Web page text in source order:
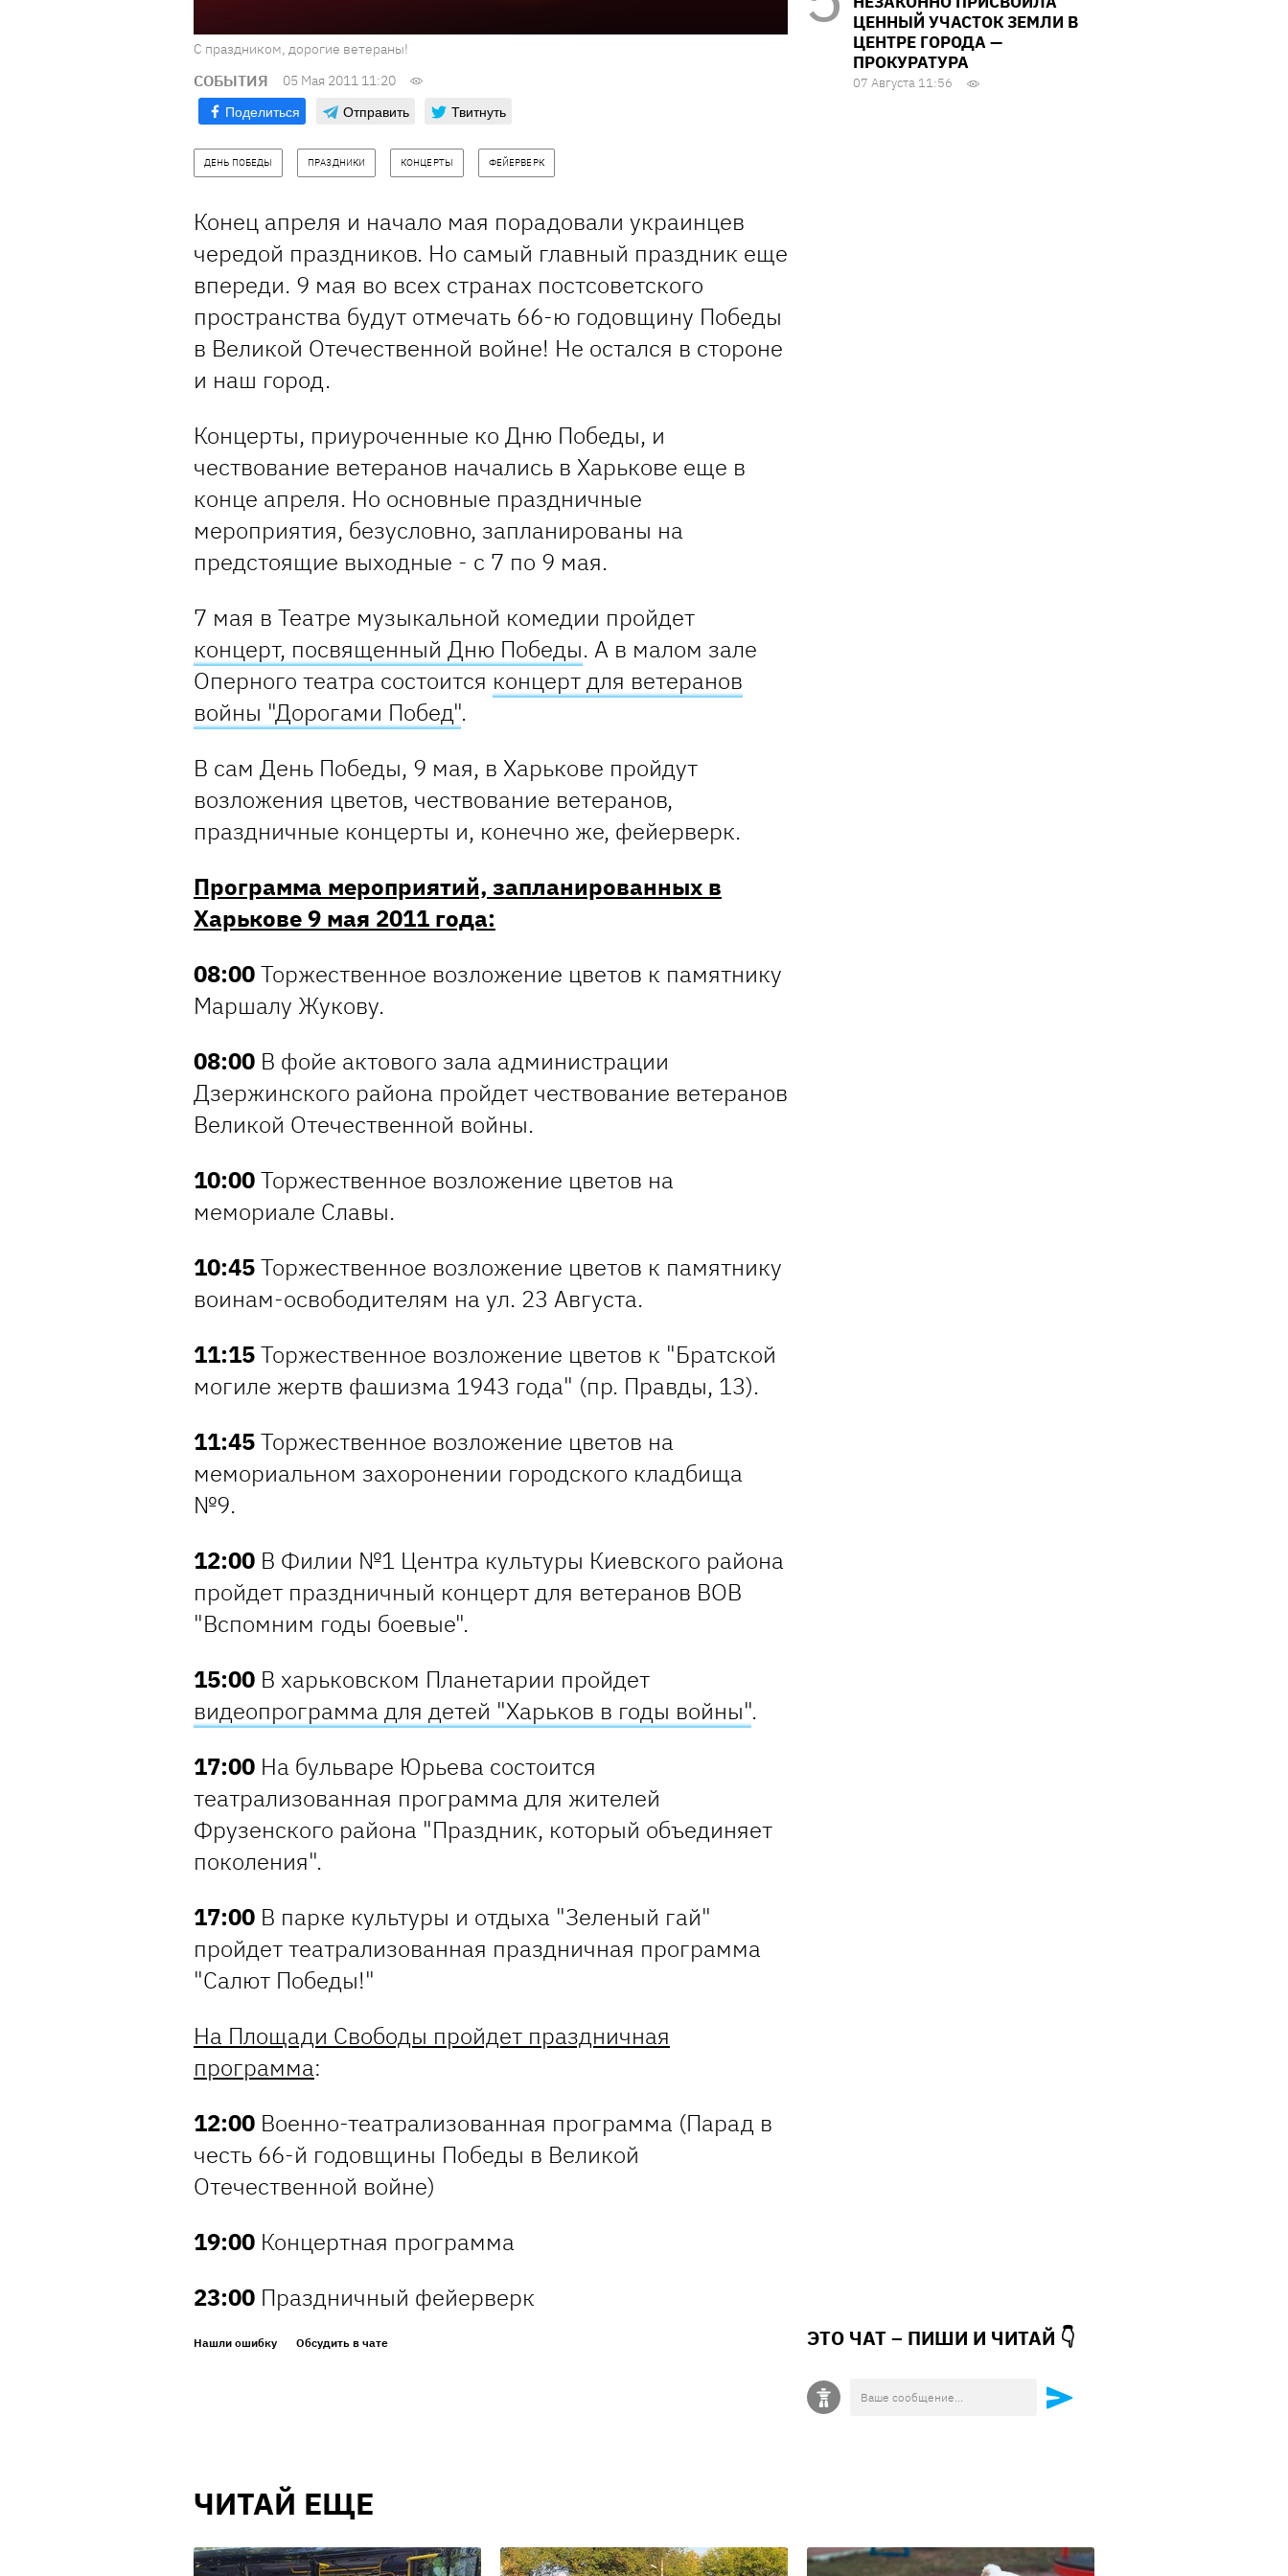
С праздником, дорогие ветераны!
СОБЫТИЯ 05 Мая 2011 11:20
Поделиться Отправить Твитнуть
ДЕНЬ ПОБЕДЫ ПРАЗДНИКИ КОНЦЕРТЫ ФЕЙЕРВЕРК
Конец апреля и начало мая порадовали украинцев
чередой праздников. Но самый главный праздник еще
впереди. 9 мая во всех странах постсоветского
пространства будут отмечать 66-ю годовщину Победы
в Великой Отечественной войне! Не остался в стороне
и наш город.
Концерты, приуроченные ко Дню Победы, и
чествование ветеранов начались в Харькове еще в
конце апреля. Но основные праздничные
мероприятия, безусловно, запланированы на
предстоящие выходные - с 7 по 9 мая.
7 мая в Театре музыкальной комедии пройдет
концерт, посвященный Дню Победы. А в малом зале
Оперного театра состоится концерт для ветеранов
войны "Дорогами Побед".
В сам День Победы, 9 мая, в Харькове пройдут
возложения цветов, чествование ветеранов,
праздничные концерты и, конечно же, фейерверк.
Программа мероприятий, запланированных в
Харькове 9 мая 2011 года:
08:00Торжественное возложение цветов к памятнику
Маршалу Жукову.
08:00 В фойе актового зала администрации
Дзержинского района пройдет чествование ветеранов
Великой Отечественной войны.
10:00Торжественное возложение цветов на
мемориале Славы.
10:45Торжественное возложение цветов к памятнику
воинам-освободителям на ул. 23 Августа.
11:15Торжественное возложение цветов к "Братской
могиле жертв фашизма 1943 года" (пр. Правды, 13).
11:45Торжественное возложение цветов на
мемориальном захоронении городского кладбища
№9.
12:00 В Филии №1 Центра культуры Киевского района
пройдет праздничный концерт для ветеранов ВОВ
"Вспомним годы боевые".
15:00 В харьковском Планетарии пройдет
видеопрограмма для детей "Харьков в годы войны".
17:00 На бульваре Юрьева состоится
театрализованная программа для жителей
Фрузенского района "Праздник, который объединяет
поколения".
17:00 В парке культуры и отдыха "Зеленый гай"
пройдет театрализованная праздничная программа
"Салют Победы!"
На Площади Свободы пройдет праздничная
программа:
12:00 Военно-театрализованная программа (Парад в
честь 66-й годовщины Победы в Великой
Отечественной войне)
19:00 Концертная программа
23:00 Праздничный фейерверк
Нашли ошибку Обсудить в чате
ЦЕННЫЙ УЧАСТОК ЗЕМЛИ В
ЦЕНТРЕ ГОРОДА —
ПРОКУРАТУРА
07 Августа 11:56
ЭТО ЧАТ – ПИШИ И ЧИТАЙ 👇
ЧИТАЙ ЕЩЕ